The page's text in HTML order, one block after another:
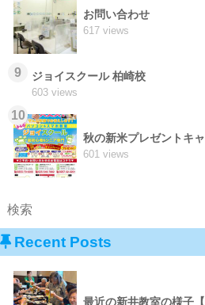
お問い合わせ
617 views
9 ジョイスクール 柏崎校
603 views
10
秋の新米プレゼントキ
601 views
Recent Posts
最近の新井教室の様子【